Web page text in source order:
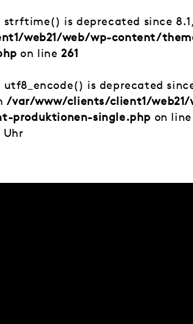
strftime() is deprecated since
web21/web/wp-content/
on line261
utf8_encode() is deprecated
/var/www/clients/client1/
produktionen-single.php on
Uhr